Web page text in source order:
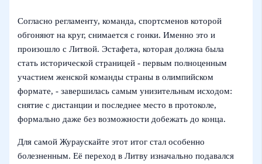
Согласно регламенту, команда, спортсменов которой
обгоняют на круг, снимается с гонки. Именно это и
произошло с Литвой. Эстафета, которая должна была
стать исторической страницей - первым полноценным
участием женской команды страны в олимпийском
формате, - завершилась самым унизительным исходом:
снятие с дистанции и последнее место в протоколе,
формально даже без возможности добежать до конца.
Для самой Жураускайте этот итог стал особенно
болезненным. Её переход в Литву изначально подавался